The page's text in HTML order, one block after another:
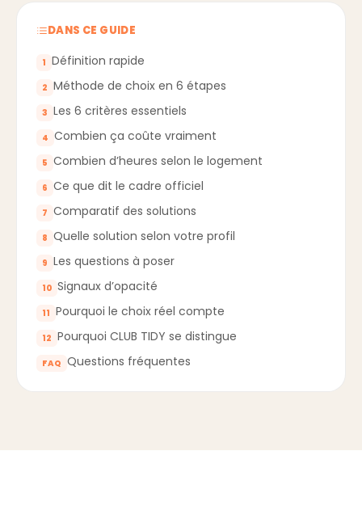
DANS CE GUIDE
1 Définition rapide
2 Méthode de choix en 6 étapes
3 Les 6 critères essentiels
4 Combien ça coûte vraiment
5 Combien d’heures selon le logement
6 Ce que dit le cadre officiel
7 Comparatif des solutions
8 Quelle solution selon votre profil
9 Les questions à poser
10 Signaux d’opacité
11 Pourquoi le choix réel compte
12 Pourquoi CLUB TIDY se distingue
FAQ Questions fréquentes